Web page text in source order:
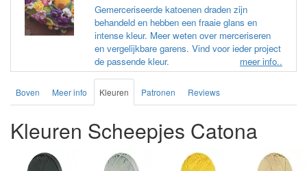
Gemerceriseerde katoenen draden zijn
behandeld en hebben een fraaie glans en
intense kleur. Meer weten over merceriseren
en vergelijkbare garens. Vind voor ieder project
de passende kleur.
meer info..
Boven Meer info Kleuren Patronen Reviews
Kleuren Scheepjes Catona